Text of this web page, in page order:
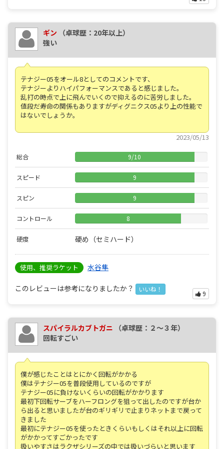
ギン
（卓球歴：20年以上）
強い
テナジー05をオール8としてのコメントです、
テナジーよりハイパフォーマンスであると感じました。
乱打の時点で上に飛んでいくので抑えるのに苦労しました。
値段だ寿命の関係もありますがディグニクス05より上の性能で
はないでしょうか。
2023/05/13
総合 9/10
スピード 9
スピン 9
コントロール 8
硬度 硬め（セミハード）
使用、推奨ラケット 水谷隼
このレビューは参考になりましたか？ いいね！
9
スパイラルカブトガニ
（卓球歴：２～３年）
回転すごい
僕が感じたことはとにかく回転がかかる
僕はテナジー05を普段使用しているのですが
テナジー05に負けないくらいの回転がかかります
最初下回転サーブをハーフロングを狙って出したのですが台か
ら出ると思いましたが台のギリギリで止まりネットまで戻って
きました
最初にテナジー05を使ったときくらいもしくはそれ以上に回転
がかかってすごかったです
扱いやすさはラクザシリーズの中では扱いづらいと思います